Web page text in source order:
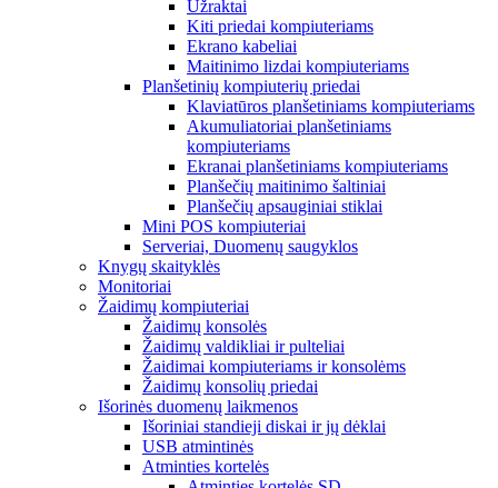
Užraktai
Kiti priedai kompiuteriams
Ekrano kabeliai
Maitinimo lizdai kompiuteriams
Planšetinių kompiuterių priedai
Klaviatūros planšetiniams kompiuteriams
Akumuliatoriai planšetiniams
kompiuteriams
Ekranai planšetiniams kompiuteriams
Planšečių maitinimo šaltiniai
Planšečių apsauginiai stiklai
Mini POS kompiuteriai
Serveriai, Duomenų saugyklos
Knygų skaityklės
Monitoriai
Žaidimų kompiuteriai
Žaidimų konsolės
Žaidimų valdikliai ir pulteliai
Žaidimai kompiuteriams ir konsolėms
Žaidimų konsolių priedai
Išorinės duomenų laikmenos
Išoriniai standieji diskai ir jų dėklai
USB atmintinės
Atminties kortelės